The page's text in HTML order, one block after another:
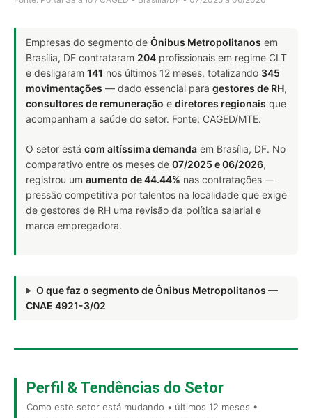
Empresas do segmento de Ônibus Metropolitanos em
Brasília, DF contrataram 204 profissionais em regime CLT
e desligaram 141 nos últimos 12 meses, totalizando 345
movimentações — dado essencial para gestores de RH,
consultores de remuneração e diretores regionais que
acompanham a saúde do setor. Fonte: CAGED/MTE.
O setor está com altíssima demanda em Brasília, DF. No
comparativo entre os meses de 07/2025 e 06/2026,
registrou um aumento de 44.44% nas contratações —
pressão competitiva por talentos na localidade que exige
de gestores de RH uma revisão da política salarial e
marca empregadora.
O que faz o segmento de Ônibus Metropolitanos —
CNAE 4921-3/02
Perfil & Tendências do Setor
Como este setor está mudando • últimos 12 meses •